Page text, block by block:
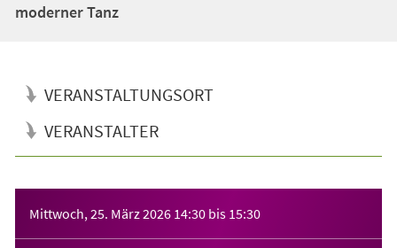
moderner Tanz
VERANSTALTUNGSORT
VERANSTALTER
Mittwoch, 25. März 2026 14:30 bis 15:30